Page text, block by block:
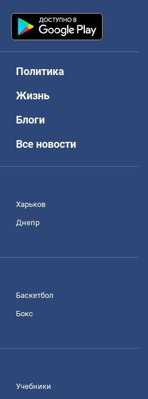
Политика
Жизнь
Блоги
Все новости
Харьков
Днепр
Баскетбол
Бокс
Учебники